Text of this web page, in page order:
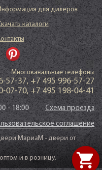
shopping_cart
для дилеров
каталоги
Многоканальные телефоны
57-37, +7 495 996-57-27
07-70,+7 495 198-04-41
- 18:00 Схема проезда
соглашение
МариаМ - двери от
и в розницу.